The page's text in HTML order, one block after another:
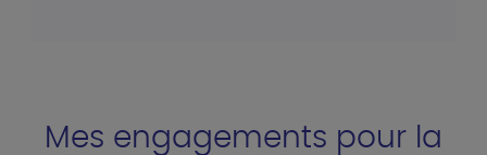
Mes engagements pour la